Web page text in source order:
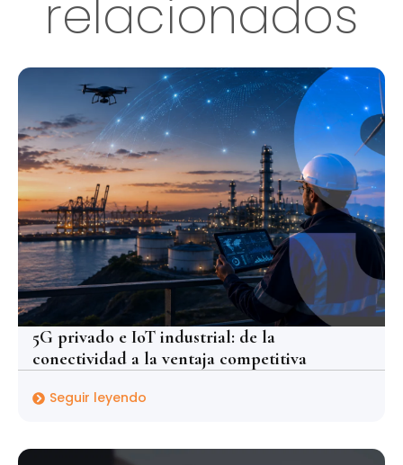
relacionados
5G privado e IoT industrial: de la
conectividad a la ventaja competitiva
Seguir leyendo